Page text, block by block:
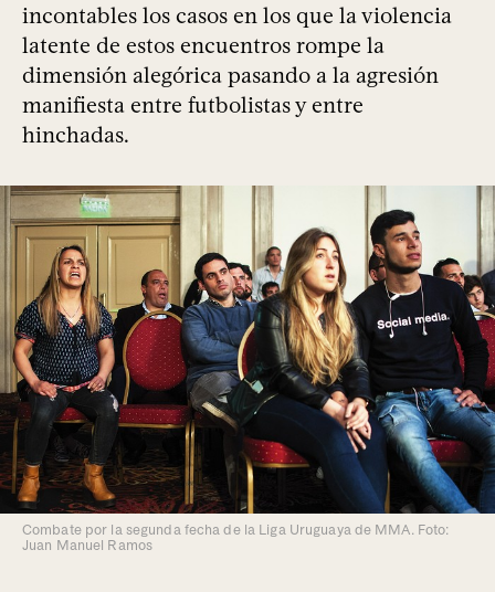
incontables los casos en los que la violencia
latente de estos encuentros rompe la
dimensión alegórica pasando a la agresión
manifiesta entre futbolistas y entre
hinchadas.
Combate por la segunda fecha de la Liga Uruguaya de MMA. Foto:
Juan Manuel Ramos